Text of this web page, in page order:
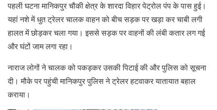
पहली घटना मानिकपुर चौकी क्षेत्र के शारदा विहार पेट्रोल पंप के पास हुई।
यहां नशे में धुत ट्रेलर चालक वाहन को बीच सड़क पर खड़ा कर चाबी लगी
हालत में छोड़कर चला गया। इससे सड़क पर वाहनों की लंबी कतार लग गई
और घंटों जाम लगा रहा।
नाराज लोगों ने चालक को पकड़कर उसकी पिटाई की और पुलिस को सूचना
दी। मौके पर पहुंची मानिकपुर पुलिस ने ट्रेलर हटवाकर यातायात बहाल
कराया।